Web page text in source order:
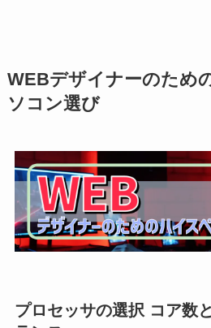
WEBデザイナーのため
ソコン選び
プロセッサの選択 コア数